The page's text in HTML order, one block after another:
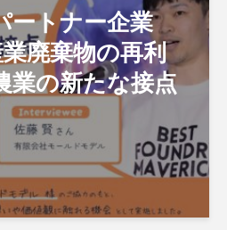
ートナー企業
廃棄物の再利
業の新たな接点